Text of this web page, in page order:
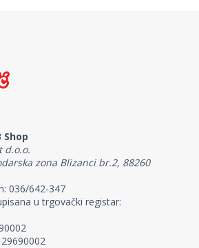
Shop
d.o.o.
zona Blizanci br.2, 88260
036/642-347
u trgovački registar: